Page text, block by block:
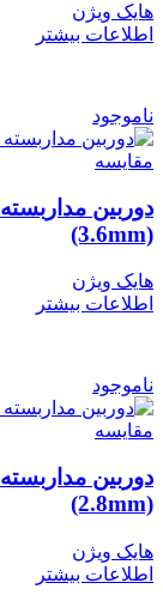
هایک ویژن
اطلاعات بیشتر
ناموجود
مقایسه
(3.6mm)
هایک ویژن
اطلاعات بیشتر
ناموجود
مقایسه
(2.8mm)
هایک ویژن
اطلاعات بیشتر